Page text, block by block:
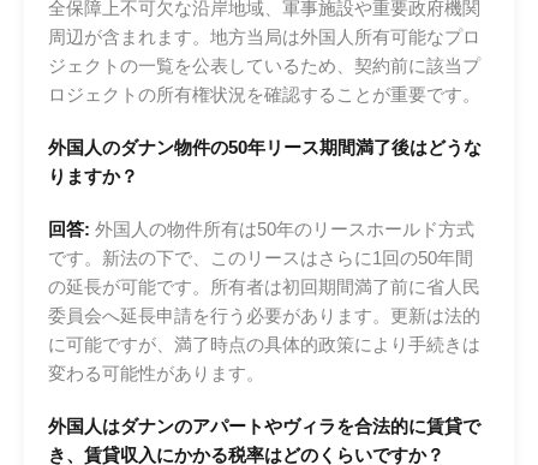
全保障上不可欠な沿岸地域、軍事施設や重要政府機関
周辺が含まれます。地方当局は外国人所有可能なプロ
ジェクトの一覧を公表しているため、契約前に該当プ
ロジェクトの所有権状況を確認することが重要です。
外国人のダナン物件の50年リース期間満了後はどうな
りますか？
回答: 外国人の物件所有は50年のリースホールド方式
です。新法の下で、このリースはさらに1回の50年間
の延長が可能です。所有者は初回期間満了前に省人民
委員会へ延長申請を行う必要があります。更新は法的
に可能ですが、満了時点の具体的政策により手続きは
変わる可能性があります。
外国人はダナンのアパートやヴィラを合法的に賃貸で
き、賃貸収入にかかる税率はどのくらいですか？